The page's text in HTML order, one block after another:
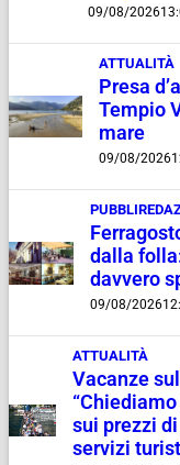
09/08/2026
ATTUALITÀ
Presa
Tempio
mare
09/08/2026
dalla
davvero
09/08/2026
ATTUALITÀ
Vacanze
sui prezzi
servizi